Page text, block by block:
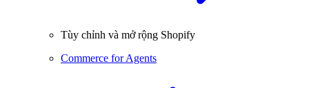
Tùy chỉnh và mở rộng Shopify
Commerce for Agents